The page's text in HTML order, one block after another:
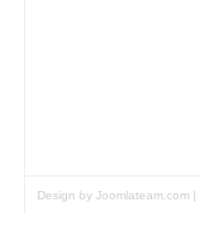
Design by Joomlateam.com |